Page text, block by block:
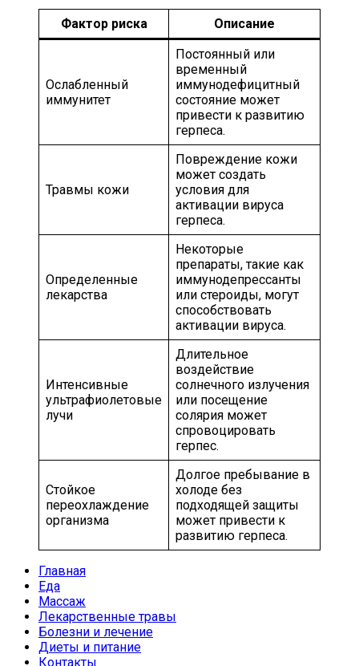
Фактор риска Описание
Ослабленный
иммунитет
Постоянный или
временный
иммунодефицитный
состояние может
привести к развитию
герпеса.
Травмы кожи
Повреждение кожи
может создать
условия для
активации вируса
герпеса.
Определенные
лекарства
Некоторые
препараты, такие как
иммунодепрессанты
или стероиды, могут
способствовать
активации вируса.
Интенсивные
ультрафиолетовые
лучи
Длительное
воздействие
солнечного излучения
или посещение
солярия может
спровоцировать
герпес.
Стойкое
переохлаждение
организма
Долгое пребывание в
холоде без
подходящей защиты
может привести к
развитию герпеса.
Главная
Еда
Массаж
Лекарственные травы
Болезни и лечение
Диеты и питание
Контакты